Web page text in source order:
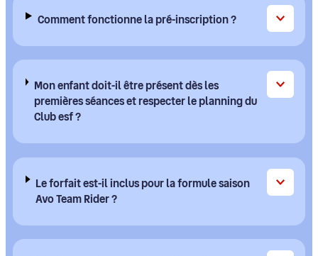
Comment fonctionne la pré-inscription ?
Mon enfant doit-il être présent dès les
premières séances et respecter le planning du
Club esf ?
Le forfait est-il inclus pour la formule saison
Avo Team Rider ?